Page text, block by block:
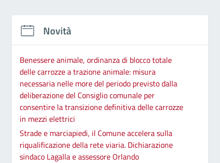
Novità
Benessere animale, ordinanza di blocco totale
delle carrozze a trazione animale: misura
necessaria nelle more del periodo previsto dalla
deliberazione del Consiglio comunale per
consentire la transizione definitiva delle carrozze
in mezzi elettrici
Strade e marciapiedi, il Comune accelera sulla
riqualificazione della rete viaria. Dichiarazione
sindaco Lagalla e assessore Orlando